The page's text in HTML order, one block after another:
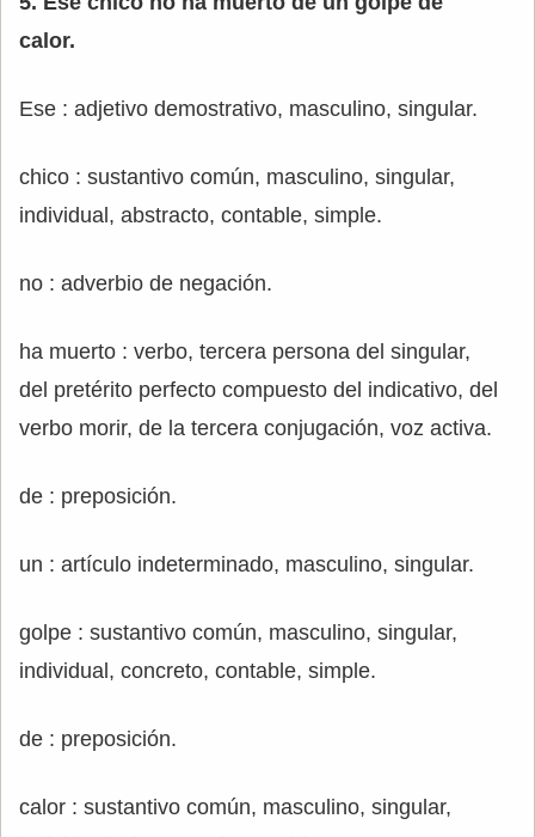
calor.
Ese : adjetivo demostrativo, masculino, singular.
chico : sustantivo común, masculino, singular,
individual, abstracto, contable, simple.
no : adverbio de negación.
ha muerto : verbo, tercera persona del singular,
del pretérito perfecto compuesto del indicativo, del
verbo morir, de la tercera conjugación, voz activa.
de : preposición.
un : artículo indeterminado, masculino, singular.
golpe : sustantivo común, masculino, singular,
individual, concreto, contable, simple.
de : preposición.
calor : sustantivo común, masculino, singular,